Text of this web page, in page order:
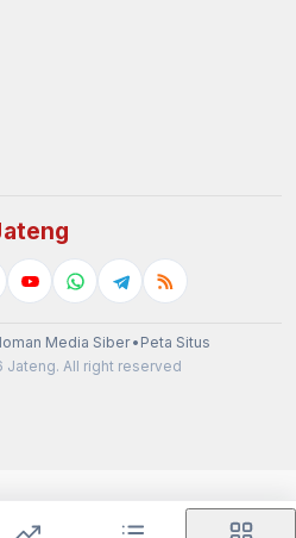
Media Siber• Peta Situs
All right reserved